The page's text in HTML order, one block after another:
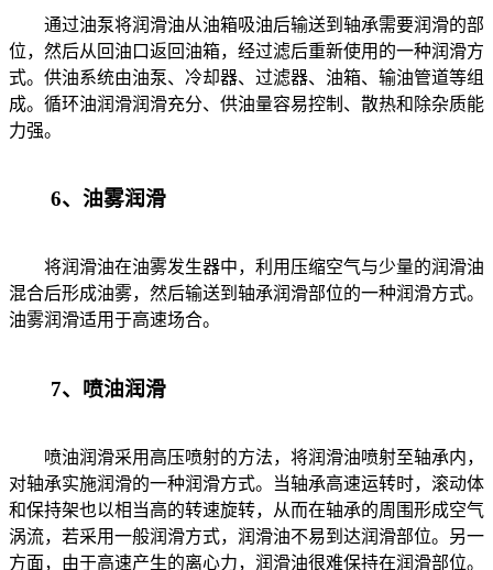
通过油泵将润滑油从油箱吸油后输送到轴承需要润滑的部
位，然后从回油口返回油箱，经过滤后重新使用的一种润滑方
式。供油系统由油泵、冷却器、过滤器、油箱、输油管道等组
成。循环油润滑润滑充分、供油量容易控制、散热和除杂质能
力强。
6、油雾润滑
将润滑油在油雾发生器中，利用压缩空气与少量的润滑油
混合后形成油雾，然后输送到轴承润滑部位的一种润滑方式。
油雾润滑适用于高速场合。
7、喷油润滑
喷油润滑采用高压喷射的方法，将润滑油喷射至轴承内，
对轴承实施润滑的一种润滑方式。当轴承高速运转时，滚动体
和保持架也以相当高的转速旋转，从而在轴承的周围形成空气
涡流，若采用一般润滑方式，润滑油不易到达润滑部位。另一
方面，由于高速产生的离心力，润滑油很难保持在润滑部位。